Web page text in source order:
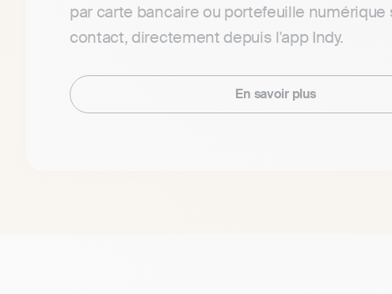
par carte bancaire ou portefeuille numérique
contact, directement depuis l'app Indy.
En savoir plus